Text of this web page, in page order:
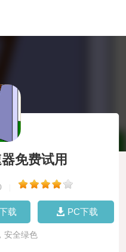
免费试用
载 PC下载
安全绿色